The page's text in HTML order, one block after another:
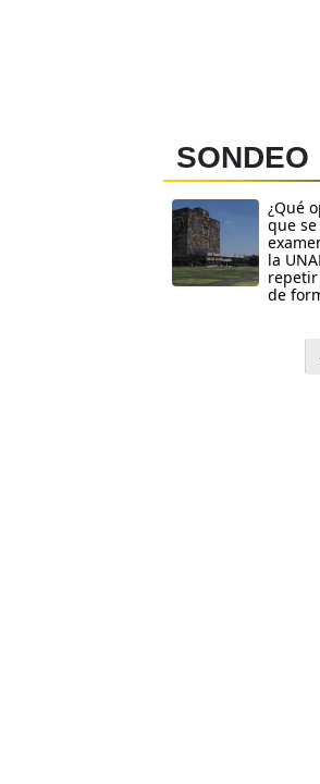
SONDEO
¿Qué
que
la
repetir
de